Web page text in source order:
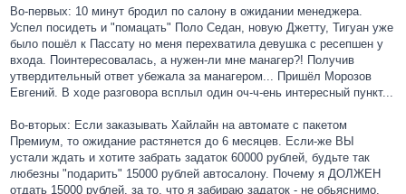
Во-первых: 10 минут бродил по салону в ожидании менеджера.
Успел посидеть и "помацать" Поло Седан, новую Джетту, Тигуан уже
было пошёл к Пассату но меня перехватила девушка с ресепшен у
входа. Поинтересовалась, а нужен-ли мне манагер?! Получив
утвердительный ответ убежала за манагером... Пришёл Морозов
Евгений. В ходе разговора всплыл один оч-ч-ень интересный пункт...
Во-вторых: Если заказывать Хайлайн на автомате с пакетом
Премиум, то ожидание растянется до 6 месяцев. Если-же ВЫ
устали ждать и хотите забрать задаток 60000 рублей, будьте так
любезны "подарить" 15000 рублей автосалону. Почему я ДОЛЖЕН
отдать 15000 рублей, за то, что я забираю задаток - не обьяснимо.